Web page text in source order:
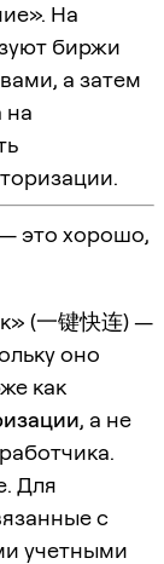
На
биржи
а затем
на
это хорошо,
(一键快连) —
оно
как
, а не
Для
с
учетными